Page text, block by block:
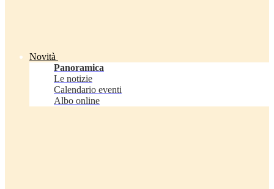
Novità
Panoramica
Le notizie
Calendario eventi
Albo online